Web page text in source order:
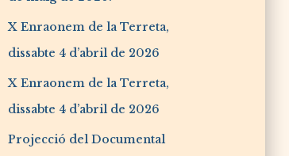
X Enraonem de la Terreta,
dissabte 4 d’abril de 2026
X Enraonem de la Terreta,
dissabte 4 d’abril de 2026
Projecció del Documental